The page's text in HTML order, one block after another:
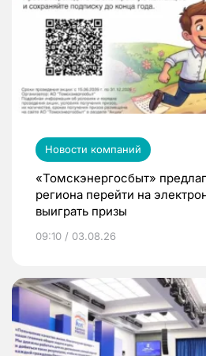
Новости компаний
«Томскэнергосбыт»
региона перейти на
выиграть призы
09:10 / 03.08.26